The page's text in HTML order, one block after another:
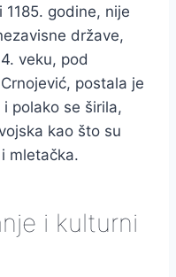
godine, nije
države,
veku, pod
postala je
polako se širila,
kao što su
mletačka.
i kulturni